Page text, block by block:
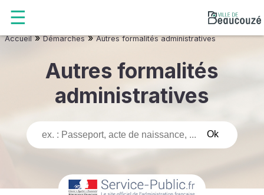
Accueil»Démarches»Autres formalités administratives
Autres formalités
administratives